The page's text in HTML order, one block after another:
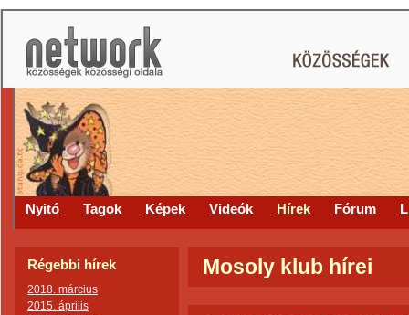
Nyitó Tagok Képek Videók Hírek Fórum
Régebbi hírek
2018. március
2015. április
Mosoly klub hírei